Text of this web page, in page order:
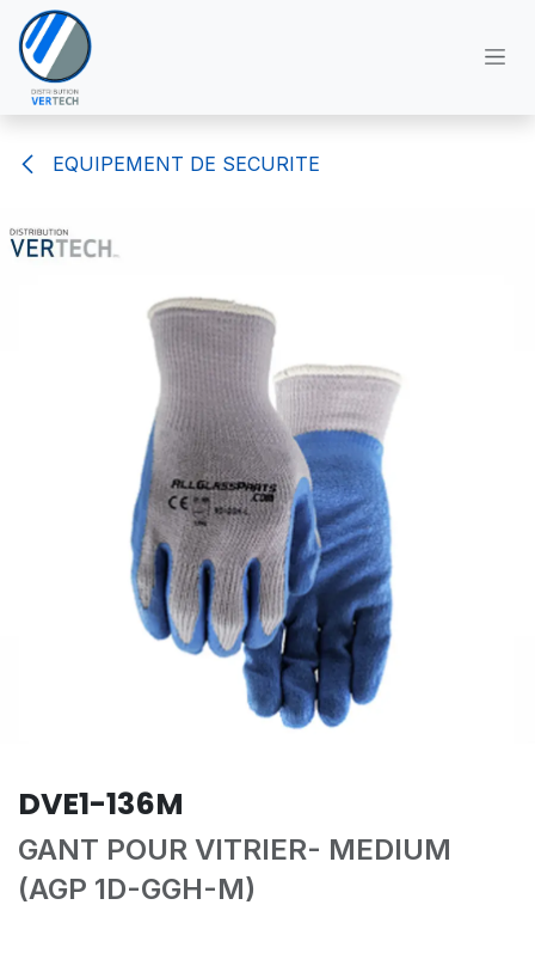
Se rendre au contenu
EQUIPEMENT DE SECURITE
DVE1-136M
GANT POUR VITRIER- MEDIUM
(AGP 1D-GGH-M)